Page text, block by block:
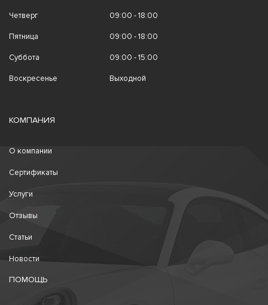
Четверг 09:00 - 18:00
Пятница 09:00 - 18:00
Суббота 09:00 - 15:00
Воскресенье Выходной
КОМПАНИЯ
О компании
Сертификаты
Услуги
Отзывы
Статьи
Новости
ПОМОЩЬ